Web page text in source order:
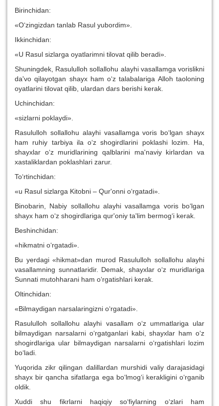
Birinchidan:
«O‘zingizdan tanlab Rasul yubordim».
Ikkinchidan:
«U Rasul sizlarga oyatlarimni tilovat qilib beradi».
Shuningdek, Rasululloh sollallohu alayhi vasallamga vorislikni
da'vo qilayotgan shayx ham o‘z talabalariga Alloh taoloning
oyatlarini tilovat qilib, ulardan dars berishi kerak.
Uchinchidan:
«sizlarni poklaydi».
Rasululloh sollallohu alayhi vasallamga voris bo‘lgan shayx
ham ruhiy tarbiya ila o‘z shogirdlarini poklashi lozim. Ha,
shayxlar o‘z muridlarining qalblarini ma'naviy kirlardan va
xastaliklardan poklashlari zarur.
To‘rtinchidan:
«u Rasul sizlarga Kitobni – Qur'onni o‘rgatadi».
Binobarin, Nabiy sollallohu alayhi vasallamga voris bo‘lgan
shayx ham o‘z shogirdlariga qur'oniy ta'lim bermog‘i kerak.
Beshinchidan:
«hikmatni o‘rgatadi».
Bu yerdagi «hikmat»dan murod Rasululloh sollallohu alayhi
vasallamning sunnatlaridir. Demak, shayxlar o‘z muridlariga
Sunnati mutohharani ham o‘rgatishlari kerak.
Oltinchidan:
«Bilmaydigan narsalaringizni o‘rgatadi».
Rasululloh sollallohu alayhi vasallam o‘z ummatlariga ular
bilmaydigan narsalarni o‘rgatganlari kabi, shayxlar ham o‘z
shogirdlariga ular bilmaydigan narsalarni o‘rgatishlari lozim
bo‘ladi.
Yuqorida zikr qilingan dalillardan murshidi valiy darajasidagi
shayx bir qancha sifatlarga ega bo‘lmog‘i kerakligini o‘rganib
oldik.
Xuddi shu fikrlarni haqiqiy so‘fiylarning o‘zlari ham